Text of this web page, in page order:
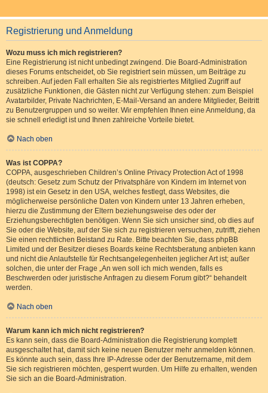
Registrierung und Anmeldung
Wozu muss ich mich registrieren?
Eine Registrierung ist nicht unbedingt zwingend. Die Board-Administration
dieses Forums entscheidet, ob Sie registriert sein müssen, um Beiträge zu
schreiben. Auf jeden Fall erhalten Sie als registriertes Mitglied Zugriff auf
zusätzliche Funktionen, die Gästen nicht zur Verfügung stehen: zum Beispiel
Avatarbilder, Private Nachrichten, E-Mail-Versand an andere Mitglieder, Beitritt
zu Benutzergruppen und so weiter. Wir empfehlen Ihnen eine Anmeldung, da
sie schnell erledigt ist und Ihnen zahlreiche Vorteile bietet.
Nach oben
Was ist COPPA?
COPPA, ausgeschrieben Children’s Online Privacy Protection Act of 1998
(deutsch: Gesetz zum Schutz der Privatsphäre von Kindern im Internet von
1998) ist ein Gesetz in den USA, welches festlegt, dass Websites, die
möglicherweise persönliche Daten von Kindern unter 13 Jahren erheben,
hierzu die Zustimmung der Eltern beziehungsweise des oder der
Erziehungsberechtigten benötigen. Wenn Sie sich unsicher sind, ob dies auf
Sie oder die Website, auf der Sie sich zu registrieren versuchen, zutrifft, ziehen
Sie einen rechtlichen Beistand zu Rate. Bitte beachten Sie, dass phpBB
Limited und der Besitzer dieses Boards keine Rechtsberatung anbieten kann
und nicht die Anlaufstelle für Rechtsangelegenheiten jeglicher Art ist; außer
solchen, die unter der Frage „An wen soll ich mich wenden, falls es
Beschwerden oder juristische Anfragen zu diesem Forum gibt?“ behandelt
werden.
Nach oben
Warum kann ich mich nicht registrieren?
Es kann sein, dass die Board-Administration die Registrierung komplett
ausgeschaltet hat, damit sich keine neuen Benutzer mehr anmelden können.
Es könnte auch sein, dass Ihre IP-Adresse oder der Benutzername, mit dem
Sie sich registrieren möchten, gesperrt wurden. Um Hilfe zu erhalten, wenden
Sie sich an die Board-Administration.